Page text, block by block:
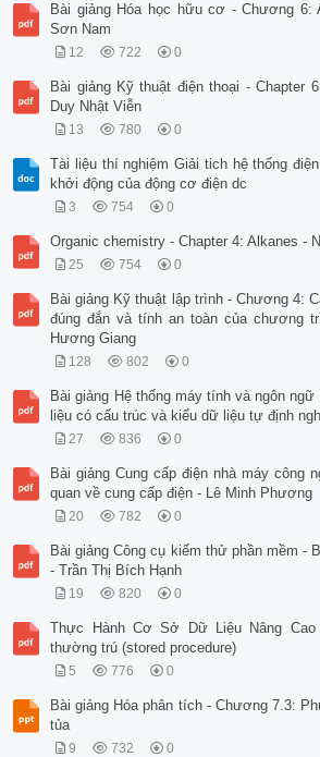
Bài giảng Hóa học hữu cơ - Chương 6:
Sơn Nam
12 722 0
Bài giảng Kỹ thuật điện thoại - Chapter
Duy Nhật Viễn
13 780 0
Tài liệu thí nghiệm Giải tich hệ thống
khởi động của động cơ điện dc
3 754 0
Organic chemistry - Chapter 4: Alkanes -
25 754 0
Bài giảng Kỹ thuật lập trình - Chương 4:
đúng đắn và tính an toàn của chương
Hương Giang
128 802 0
Bài giảng Hệ thống máy tính và ngôn
liệu có cấu trúc và kiểu dữ liệu tự định
27 836 0
Bài giảng Cung cấp điện nhà máy công
quan về cung cấp điện - Lê Minh Phương
20 782 0
Bài giảng Công cụ kiểm thử phần mềm -
- Trần Thị Bích Hạnh
19 820 0
Thực Hành Cơ Sở Dữ Liệu Nâng
thường trú (stored procedure)
5 776 0
Bài giảng Hóa phân tích - Chương 7.3:
tủa
9 732 0